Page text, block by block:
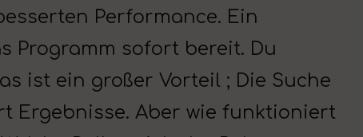
Performance. Ein
Programm sofort bereit. Du
ist ein großer Vorteil ; Die Suche
Ergebnisse. Aber wie funktioniert